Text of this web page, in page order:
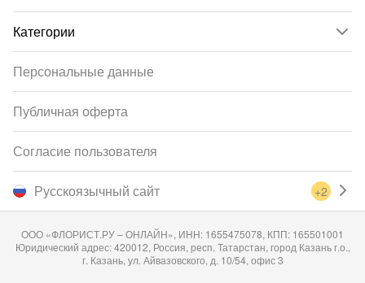
Категории
Русскоязычный сайт +2
Персональные данные
Публичная оферта
Согласие пользователя
ООО «ФЛОРИСТ.РУ – ОНЛАЙН», ИНН: 1655475078, КПП: 165501001
Юридический адрес: 420012, Россия, респ. Татарстан, город Казань г.о.,
г. Казань, ул. Айвазовского, д. 10/54, офис 3